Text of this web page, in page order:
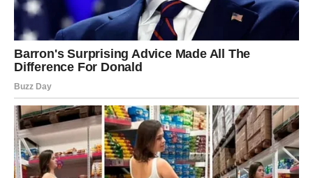
Tek nakon toga operite na odgovarajućoj temperaturi